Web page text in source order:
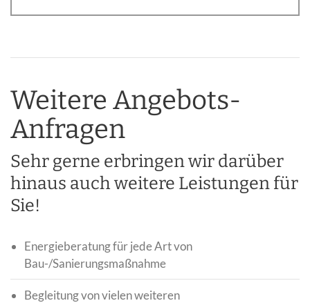
Weitere Angebots-
Anfragen
Sehr gerne erbringen wir darüber
hinaus auch weitere Leistungen für
Sie!
Energieberatung für jede Art von
Bau-/Sanierungsmaßnahme
Begleitung von vielen weiteren